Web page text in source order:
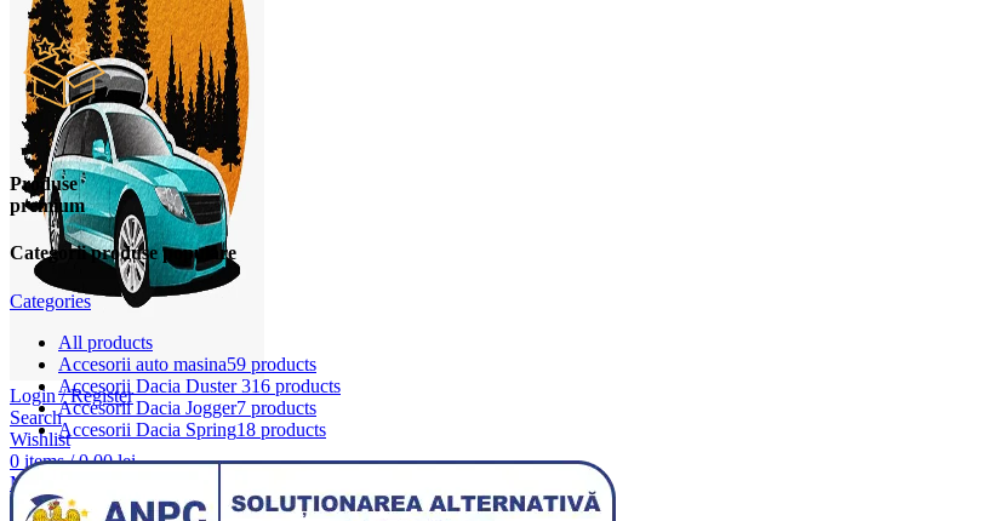
Login / Register
Search
Wishlist
0 items / 0,00lei
Menu
Produse
premium
Categorii produse populare
Categories
All products
Accesorii auto masina59 products
Accesorii Dacia Duster 316 products
Accesorii Dacia Jogger7 products
Accesorii Dacia Spring18 products